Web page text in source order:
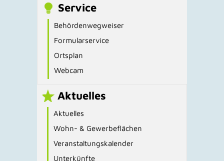
Service
Behördenwegweiser
Formularservice
Ortsplan
Webcam
Aktuelles
Aktuelles
Wohn- & Gewerbeflächen
Veranstaltungskalender
Unterkünfte